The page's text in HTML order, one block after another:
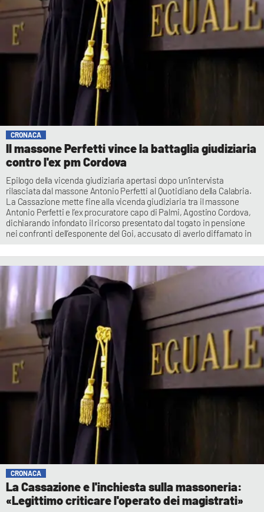
CRONACA
Il massone Perfetti vince la battaglia giudiziaria
contro l'ex pm Cordova
Epilogo della vicenda giudiziaria apertasi dopo un’intervista
rilasciata dal massone Antonio Perfetti al Quotidiano della Calabria.
La Cassazione mette fine alla vicenda giudiziaria tra il massone
Antonio Perfetti e l’ex procuratore capo di Palmi, Agostino Cordova,
dichiarando infondato il ricorso presentato dal togato in pensione
nei confronti dell’esponente del Goi, accusato di averlo diffamato in
CRONACA
La Cassazione e l'inchiesta sulla massoneria:
«Legittimo criticare l'operato dei magistrati»